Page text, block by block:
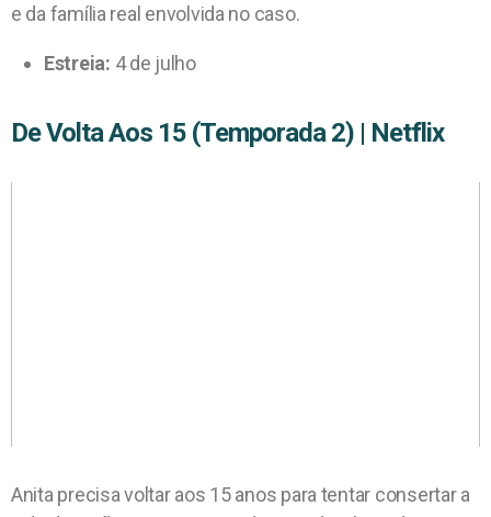
e da família real envolvida no caso.
Estreia: 4 de julho
De Volta Aos 15 (Temporada 2) | Netflix
Anita precisa voltar aos 15 anos para tentar consertar a